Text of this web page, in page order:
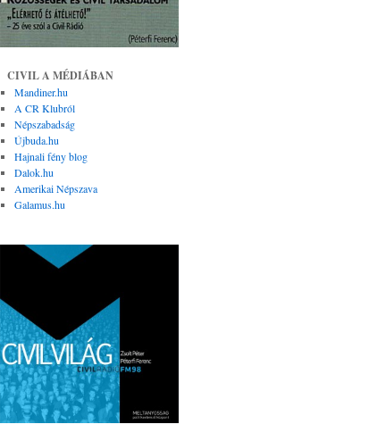
CIVIL A MÉDIÁBAN
Mandiner.hu
A CR Klubról
Népszabadság
Újbuda.hu
Hajnali fény blog
Dalok.hu
Amerikai Népszava
Galamus.hu